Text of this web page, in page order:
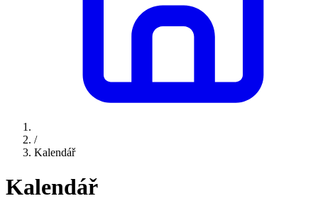
/
Kalendář
Kalendář